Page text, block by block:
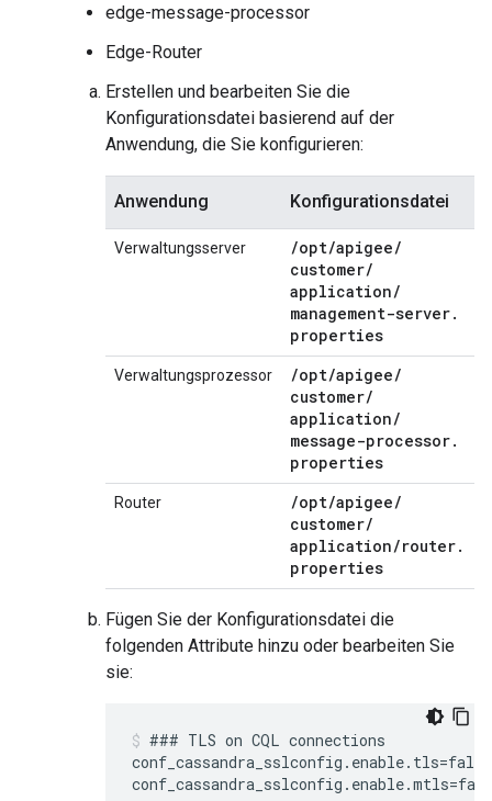
edge-message-processor
Edge-Router
Erstellen und bearbeiten Sie die
Konfigurationsdatei basierend auf der
Anwendung, die Sie konfigurieren:
Anwendung Konfigurationsdatei
Verwaltungsserver /opt/apigee/
customer/
application/
management-server.
properties
Verwaltungsprozessor /opt/apigee/
customer/
application/
message-processor.
properties
Router /opt/apigee/
customer/
application/router.
properties
Fügen Sie der Konfigurationsdatei die
folgenden Attribute hinzu oder bearbeiten Sie
sie:
### TLS on CQL connections
conf_cassandra_sslconfig.enable.tls=false